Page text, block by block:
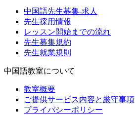
中国語先生募集-求人
先生採用情報
レッスン開始までの流れ
先生募集規約
先生就業規則
中国語教室について
教室概要
ご提供サービス内容と厳守事項
プライバシーポリシー